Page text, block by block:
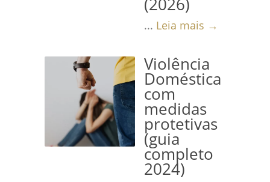
(2026)
... Leia mais →
Violência
Doméstica
com
medidas
protetivas
(guia
completo
2024)